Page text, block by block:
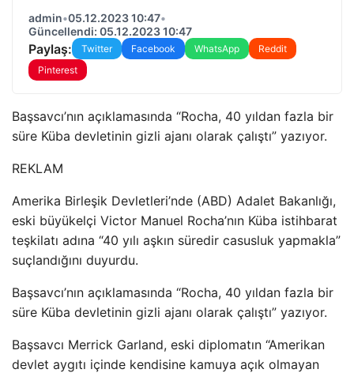
admin•05.12.2023 10:47•
Güncellendi: 05.12.2023 10:47
Paylaş: Twitter Facebook WhatsApp
Reddit
Pinterest
Başsavcı’nın açıklamasında “Rocha, 40 yıldan fazla bir
süre Küba devletinin gizli ajanı olarak çalıştı” yazıyor.
REKLAM
Amerika Birleşik Devletleri’nde (ABD) Adalet Bakanlığı,
eski büyükelçi Victor Manuel Rocha’nın Küba istihbarat
teşkilatı adına “40 yılı aşkın süredir casusluk yapmakla”
suçlandığını duyurdu.
Başsavcı’nın açıklamasında “Rocha, 40 yıldan fazla bir
süre Küba devletinin gizli ajanı olarak çalıştı” yazıyor.
Başsavcı Merrick Garland, eski diplomatın “Amerikan
devlet aygıtı içinde kendisine kamuya açık olmayan